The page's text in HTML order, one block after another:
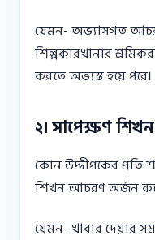
যেমন- অভ্যাসগত
শিল্পকারখানার
করতে অভ্যস্ত হয়ে পরে।
২। সাপেক্ষণ শিখন
কোন উদ্দীপকের প্রতি
শিখন আচরণ অর্জন
যেমন- খাবার দেয়ার